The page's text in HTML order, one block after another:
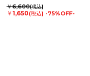
￥6,600(税込)
￥1,650(税込) -75%OFF-